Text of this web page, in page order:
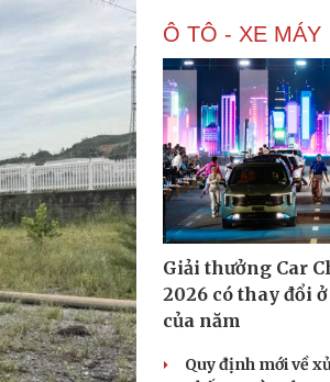
Ô TÔ - XE MÁY
Giải thưởng Car
2026 có thay đổi
của năm
Quy định mới về